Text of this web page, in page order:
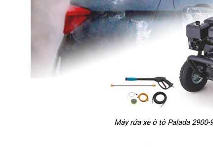
Máy rửa xe ô tô Palada 2900-